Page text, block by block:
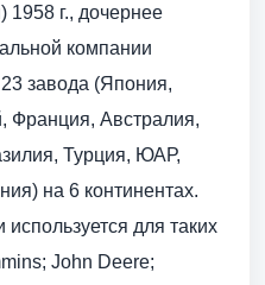
г., дочернее
компании
завода (Япония,
Франция, Австралия,
Турция, ЮАР,
на 6 континентах.
для таких
John Deere;